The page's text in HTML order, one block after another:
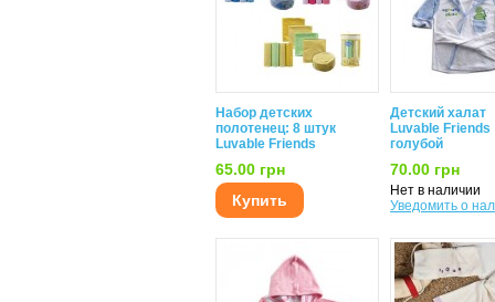
Набор детских
полотенец: 8 штук
Luvable Friends
65.00 грн
Купить
Детский халат
Luvable Friends
голубой
70.00 грн
Нет в наличии
Уведомить о